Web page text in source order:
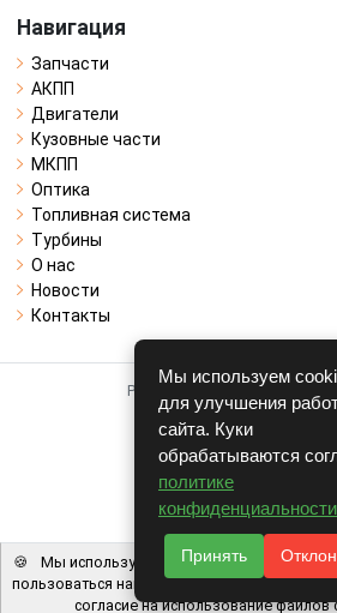
Навигация
Запчасти
АКПП
Двигатели
Кузовные части
МКПП
Оптика
Топливная система
Турбины
О нас
Новости
Контакты
Работает на системе для
CARRO.
Полная
© COPYRIGHT 2026
v1.1.24
Мы используем
для улучшения
сайта. Куки
обрабатываются
политике
конфиденциальности
Принять
🍪
Мы используем файлы cookie, чтобы
пользоваться нашим сайтом. Используя
согласие на использование файлов